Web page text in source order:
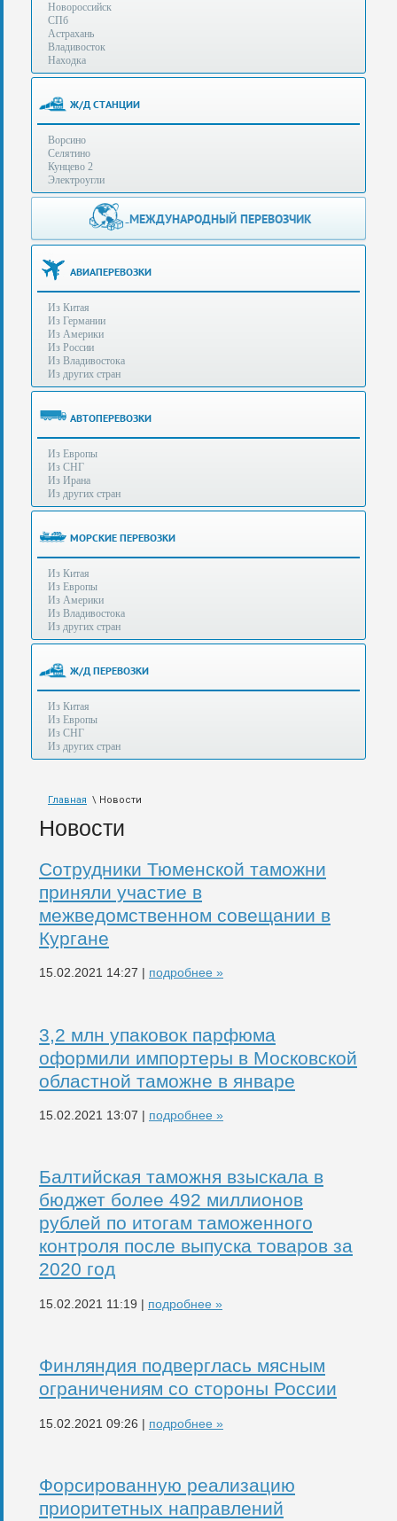
Стоимость
услуг
Контакты
Заказать
звонок
Сделать
запрос
Многоканальный
телефон:
(495)
788-
Бесплатные
консультации
(Без
выходных
8:00
до
21:30)
Таможенное
оформление
грузов
аэропортах
Москвы
Шереметьево,
Внуково,
также
авиа,
железной
Дополнительные
+7 (929) 575-
96-62
+7 (925) 104-
15-94
e-mail:info@s-standard.ru
Новороссийск
СПб
Астрахань
Владивосток
Находка
Ж/Д СТАНЦИИ
Ворсино
Селятино
Кунцево 2
Электроугли
МЕЖДУНАРОДНЫЙ ПЕРЕВОЗЧИК
АВИАПЕРЕВОЗКИ
Из Китая
Из Германии
Из Америки
Из России
Из Владивостока
Из других стран
АВТОПЕРЕВОЗКИ
Из Европы
Из СНГ
Из Ирана
Из других стран
МОРСКИЕ ПЕРЕВОЗКИ
Из Китая
Из Европы
Из Америки
Из Владивостока
Из других стран
Ж/Д ПЕРЕВОЗКИ
Из Китая
Из Европы
Из СНГ
Из других стран
Главная \ Новости
Новости
Сотрудники Тюменской таможни
приняли участие в
межведомственном совещании в
Кургане
15.02.2021 14:27 | подробнее »
3,2 млн упаковок парфюма
оформили импортеры в Московской
областной таможне в январе
15.02.2021 13:07 | подробнее »
Балтийская таможня взыскала в
бюджет более 492 миллионов
рублей по итогам таможенного
контроля после выпуска товаров за
2020 год
15.02.2021 11:19 | подробнее »
Финляндия подверглась мясным
ограничениям со стороны России
15.02.2021 09:26 | подробнее »
Форсированную реализацию
приоритетных направлений